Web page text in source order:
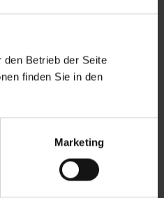
Betrieb der Seite
finden Sie in den
Marketing